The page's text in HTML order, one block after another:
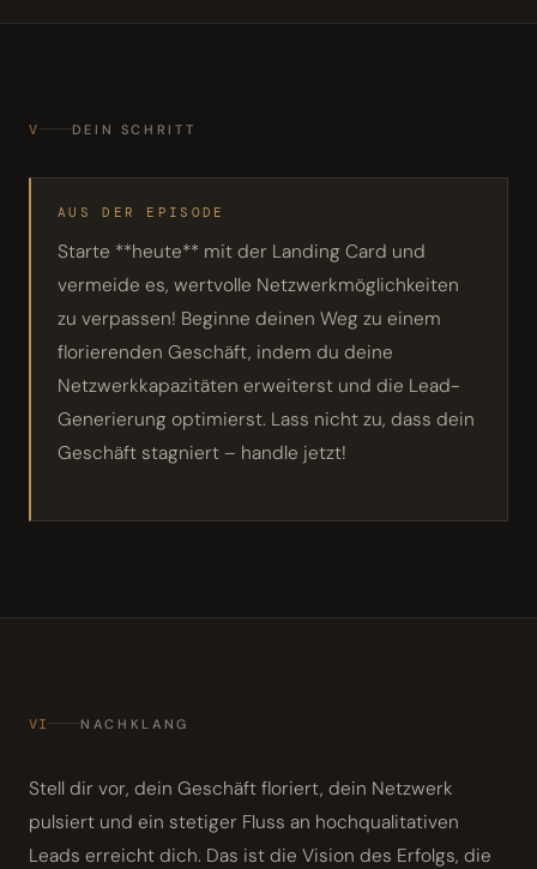
V DEIN SCHRITT
AUS DER EPISODE
Starte **heute** mit der Landing Card und
vermeide es, wertvolle Netzwerkmöglichkeiten
zu verpassen! Beginne deinen Weg zu einem
florierenden Geschäft, indem du deine
Netzwerkkapazitäten erweiterst und die Lead-
Generierung optimierst. Lass nicht zu, dass dein
Geschäft stagniert – handle jetzt!
VI NACHKLANG
Stell dir vor, dein Geschäft floriert, dein Netzwerk
pulsiert und ein stetiger Fluss an hochqualitativen
Leads erreicht dich. Das ist die Vision des Erfolgs, die